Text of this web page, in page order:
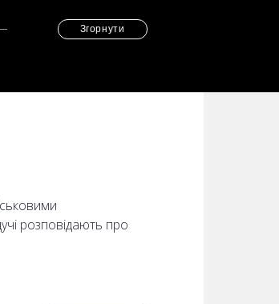
Згорнути
розповідають про